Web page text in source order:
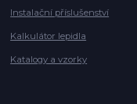
Instalační příslušenství
Kalkulátor lepidla
Katalogy a vzorky